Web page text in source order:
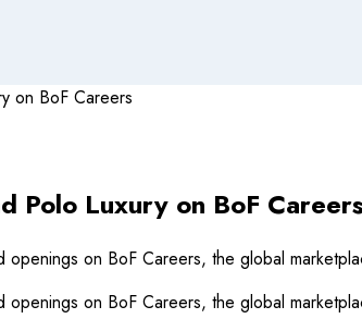
Polo Luxury on BoF Careers
openings on BoF Careers, the global
openings on BoF Careers, the global